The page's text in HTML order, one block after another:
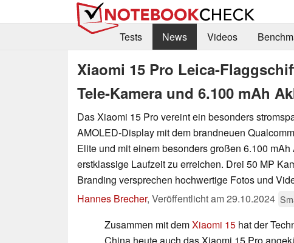
Tests
News Videos
Xiaomi 15 Pro Leica-
Tele-Kamera und 6.100 mAh
Das Xiaomi 15 Pro vereint ein besonders
AMOLED-Display mit dem brandneuen
Elite und mit einem besonders großen 6.100 mAh
erstklassige Laufzeit zu erreichen. Drei 50 MP
Branding versprechen hochwertige Fotos und
Hannes Brecher, Veröffentlicht am29.10.2024
Zusammen mit demXiaomi 15 hat der